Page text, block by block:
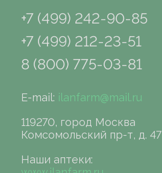
+7 (499) 242-90-85
+7 (499) 212-23-51
8 (800) 775-03-81
E-mail: ilanfarm@mail.ru
119270, город Москва
Комсомольский пр-т, д. 47
Наши аптеки: